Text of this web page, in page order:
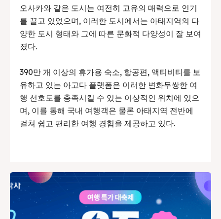
오사카와 같은 도시는 여전히 고유의 매력으로 인기
를 끌고 있었으며, 이러한 도시에서는 아태지역의 다
양한 도시 형태와 그에 따른 문화적 다양성이 잘 보여
졌다.
390만 개 이상의 휴가용 숙소, 항공편, 액티비티를 보
유하고 있는 아고다 플랫폼은 이러한 변화무쌍한 여
행 선호도를 충족시킬 수 있는 이상적인 위치에 있으
며, 이를 통해 국내 여행객은 물론 아태지역 전반에
걸쳐 쉽고 편리한 여행 경험을 제공하고 있다.